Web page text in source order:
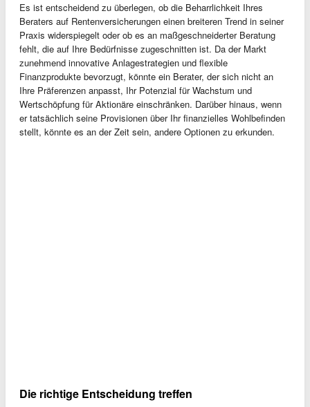
Es ist entscheidend zu überlegen, ob die Beharrlichkeit Ihres
Beraters auf Rentenversicherungen einen breiteren Trend in seiner
Praxis widerspiegelt oder ob es an maßgeschneiderter Beratung
fehlt, die auf Ihre Bedürfnisse zugeschnitten ist. Da der Markt
zunehmend innovative Anlagestrategien und flexible
Finanzprodukte bevorzugt, könnte ein Berater, der sich nicht an
Ihre Präferenzen anpasst, Ihr Potenzial für Wachstum und
Wertschöpfung für Aktionäre einschränken. Darüber hinaus, wenn
er tatsächlich seine Provisionen über Ihr finanzielles Wohlbefinden
stellt, könnte es an der Zeit sein, andere Optionen zu erkunden.
Die richtige Entscheidung treffen